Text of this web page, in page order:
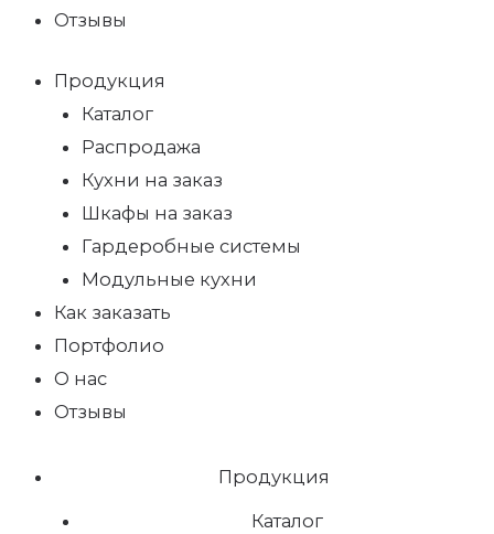
Отзывы
Продукция
Каталог
Распродажа
Кухни на заказ
Шкафы на заказ
Гардеробные системы
Модульные кухни
Как заказать
Портфолио
О нас
Отзывы
Продукция
Каталог